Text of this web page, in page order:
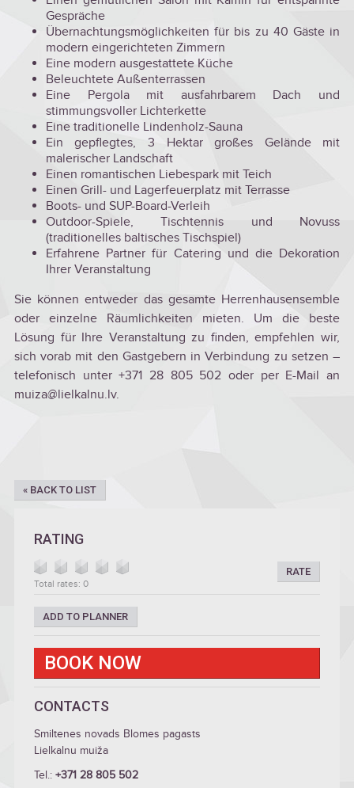
Gespräche
Übernachtungsmöglichkeiten für bis zu 40 Gäste in
modern eingerichteten Zimmern
Eine modern ausgestattete Küche
Beleuchtete Außenterrassen
Eine Pergola mit ausfahrbarem Dach und
stimmungsvoller Lichterkette
Eine traditionelle Lindenholz-Sauna
Ein gepflegtes, 3 Hektar großes Gelände mit
malerischer Landschaft
Einen romantischen Liebespark mit Teich
Einen Grill- und Lagerfeuerplatz mit Terrasse
Boots- und SUP-Board-Verleih
Outdoor-Spiele, Tischtennis und Novuss
(traditionelles baltisches Tischspiel)
Erfahrene Partner für Catering und die Dekoration
Ihrer Veranstaltung
Sie können entweder das gesamte Herrenhausensemble
oder einzelne Räumlichkeiten mieten. Um die beste
Lösung für Ihre Veranstaltung zu finden, empfehlen wir,
sich vorab mit den Gastgebern in Verbindung zu setzen –
telefonisch unter +371 28 805 502 oder per E-Mail an
muiza@lielkalnu.lv.
« BACK TO LIST
RATING
RATE
Total rates: 0
ADD TO PLANNER
BOOK NOW
CONTACTS
Smiltenes novads Blomes pagasts
Lielkalnu muiža
Tel.: +371 28 805 502